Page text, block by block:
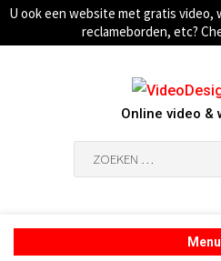
U ook een website met gratis
reclameborden, etc?
Online video &
naar:
Menu